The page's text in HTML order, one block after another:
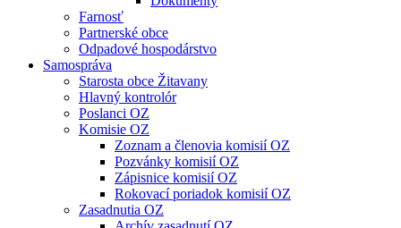
Farnosť
Partnerské obce
Odpadové hospodárstvo
Samospráva
Starosta obce Žitavany
Hlavný kontrolór
Poslanci OZ
Komisie OZ
Zoznam a členovia komisií OZ
Pozvánky komisií OZ
Zápisnice komisií OZ
Rokovací poriadok komisií OZ
Zasadnutia OZ